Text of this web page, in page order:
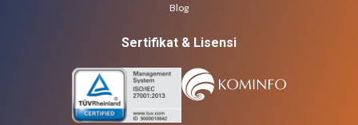
Blog
Sertifikat & Lisensi